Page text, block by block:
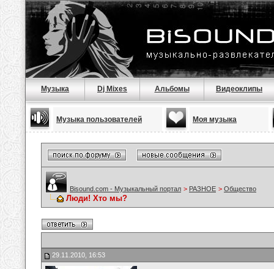
Музыка Dj Mixes Альбомы Видеоклипы
Музыка пользователей Моя музыка
Bisound.com - Музыкальный портал > РАЗНОЕ > Общество
Люди! Хто мы?
29.11.2010, 16:53